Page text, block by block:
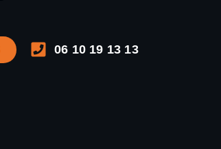
06 10 19 13 13